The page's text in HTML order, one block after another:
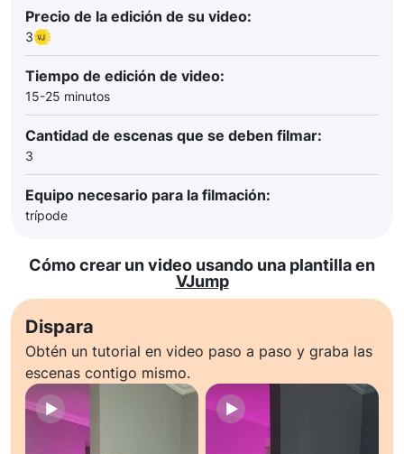
Precio de la edición de su video:
3
Tiempo de edición de video:
15-25 minutos
Cantidad de escenas que se deben filmar:
3
Equipo necesario para la filmación:
trípode
Cómo crear un video usando una plantilla en
VJump
Dispara
Obtén un tutorial en video paso a paso y graba las
escenas contigo mismo.